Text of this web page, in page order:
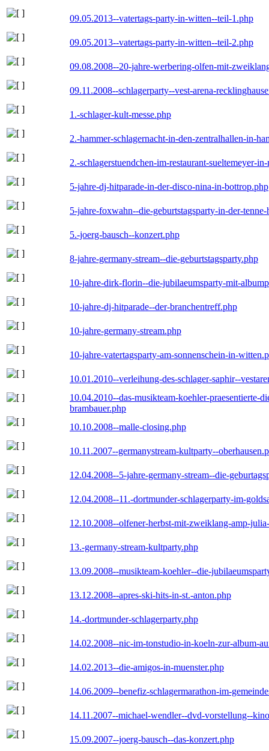
09.05.2013--vatertags-party-in-witten--teil-1.php
09.05.2013--vatertags-party-in-witten--teil-2.php
09.08.2008--20-jahre-werbering-olfen-mit-
09.11.2008--schlagerparty--vest-arena-
1.-schlager-kult-messe.php
2.-hammer-schlagernacht-in-den-zentralhallen-in-
2.-schlagerstuendchen-im-restaurant-sueltemeyer-
5-jahre-dj-hitparade-in-der-disco-nina-in-bottrop.php
5-jahre-foxwahn--die-geburtstagsparty-in-der-tenne-
5.-joerg-bausch--konzert.php
8-jahre-germany-stream--die-geburtstagsparty.php
10-jahre-dirk-florin--die-jubilaeumsparty-mit-
10-jahre-dj-hitparade--der-branchentreff.php
10-jahre-germany-stream.php
10-jahre-vatertagsparty-am-sonnenschein-in-
10.01.2010--verleihung-des-schlager-saphir--
10.04.2010--das-musikteam-koehler-praesentierte-
brambauer.php
10.10.2008--malle-closing.php
10.11.2007--germanystream-kultparty--
12.04.2008--5-jahre-germany-stream--die-
12.04.2008--11.-dortmunder-schlagerparty-im-
12.10.2008--olfener-herbst-mit-zweiklang-amp-
13.-germany-stream-kultparty.php
13.09.2008--musikteam-koehler--die-
13.12.2008--apres-ski-hits-in-st.-anton.php
14.-dortmunder-schlagerparty.php
14.02.2008--nic-im-tonstudio-in-koeln-zur-album-
14.02.2013--die-amigos-in-muenster.php
14.06.2009--benefiz-schlagermarathon-im-
14.11.2007--michael-wendler--dvd-vorstellung--
15.09.2007--joerg-bausch--das-konzert.php